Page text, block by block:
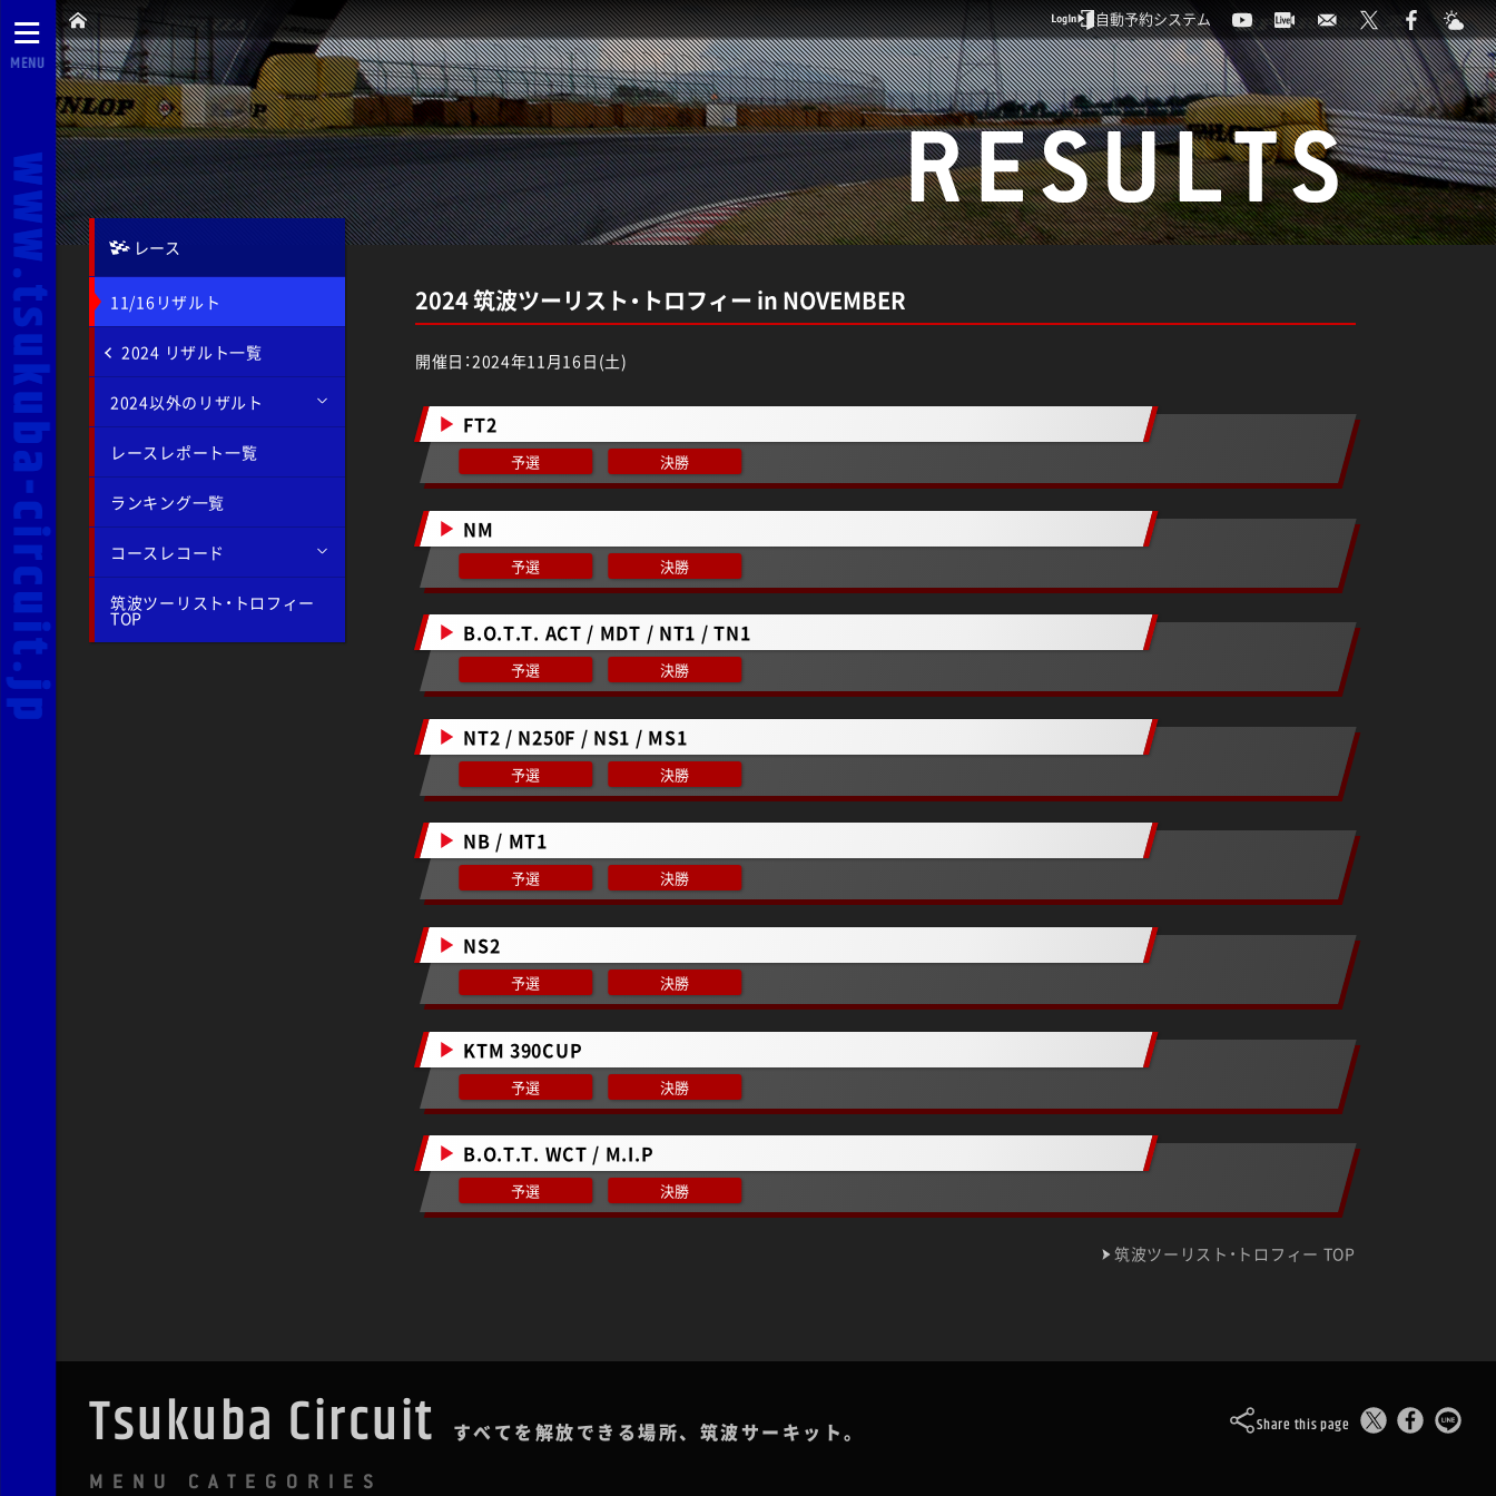
MENU
自動予約システム
レース
11/16リザルト
2024 リザルト一覧
2024以外のリザルト
レースレポート一覧
ランキング一覧
コースレコード
筑波ツーリスト・トロフィー
TOP
RESULTS
2024 筑波ツーリスト・トロフィー in NOVEMBER
開催日：2024年11月16日(土)
FT2
予選 決勝
NM
予選 決勝
B.O.T.T. ACT / MDT / NT1 / TN1
予選 決勝
NT2 / N250F / NS1 / MS1
予選 決勝
NB / MT1
予選 決勝
NS2
予選 決勝
KTM 390CUP
予選 決勝
B.O.T.T. WCT / M.I.P
予選 決勝
筑波ツーリスト・トロフィー TOP
Tsukuba Circuit すべてを解放できる場所、筑波サーキット。 Share this page
MENU CATEGORIES